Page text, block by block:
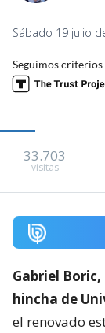
Sábado 19 julio
Seguimos criterios
33.703
visitas
Gabriel
hincha de
el renovado